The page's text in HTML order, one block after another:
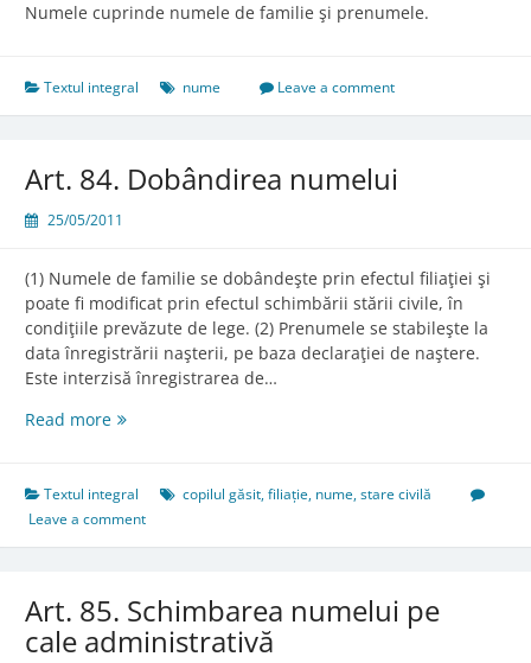
Numele cuprinde numele de familie şi prenumele.
Textul integral nume Leave a comment
Art. 84. Dobândirea numelui
25/05/2011
(1) Numele de familie se dobândeşte prin efectul filiaţiei şi
poate fi modificat prin efectul schimbării stării civile, în
condiţiile prevăzute de lege. (2) Prenumele se stabileşte la
data înregistrării naşterii, pe baza declaraţiei de naştere.
Este interzisă înregistrarea de…
Read moreArt.
numelui
Textul integral copilul găsit,filiație, nume,stare civilă
Leave a comment
Art. 85. Schimbarea numelui pe
cale administrativă